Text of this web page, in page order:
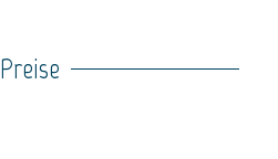
Preise